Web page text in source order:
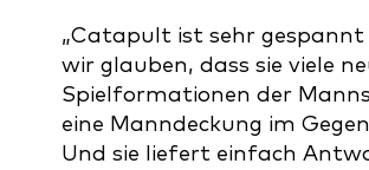
„Catapult ist sehr gespannt
wir glauben, dass sie viele
Spielformationen der
eine Manndeckung im
Und sie liefert einfach